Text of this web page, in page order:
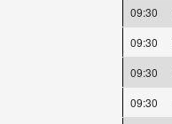
09:30
09:30
09:30
09:30